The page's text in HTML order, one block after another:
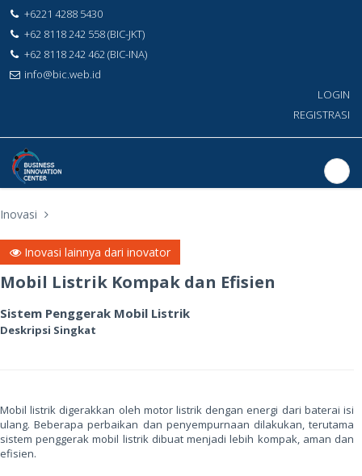
+6221 4288 5430
+62 8118 242 558 (BIC-JKT)
+62 8118 242 462 (BIC-INA)
info@bic.web.id
LOGIN
REGISTRASI
Inovasi
Inovasi lainnya dari inovator
Mobil Listrik Kompak dan Efisien
Sistem Penggerak Mobil Listrik
Deskripsi Singkat
Mobil listrik digerakkan oleh motor listrik dengan energi dari baterai isi
ulang. Beberapa perbaikan dan penyempurnaan dilakukan, terutama
sistem penggerak mobil listrik dibuat menjadi lebih kompak, aman dan
efisien.